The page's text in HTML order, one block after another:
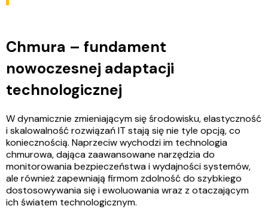
Chmura – fundament
nowoczesnej adaptacji
technologicznej
W dynamicznie zmieniającym się środowisku, elastyczność
i skalowalność rozwiązań IT stają się nie tyle opcją, co
koniecznością. Naprzeciw wychodzi im technologia
chmurowa, dająca zaawansowane narzędzia do
monitorowania bezpieczeństwa i wydajności systemów,
ale również zapewniają firmom zdolność do szybkiego
dostosowywania się i ewoluowania wraz z otaczającym
ich światem technologicznym.